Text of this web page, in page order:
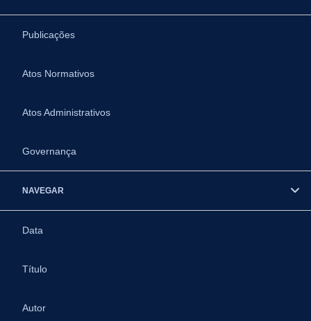
Publicações
Atos Normativos
Atos Administrativos
Governança
NAVEGAR
Data
Título
Autor